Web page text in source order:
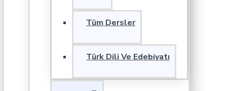
Tüm Dersler
Türk Dili Ve Edebiyatı